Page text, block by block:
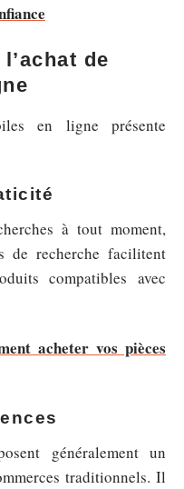
de
en ligne présente
à tout moment,
de recherche facilitent
compatibles avec
acheter vos pièces
généralement un
traditionnels. Il